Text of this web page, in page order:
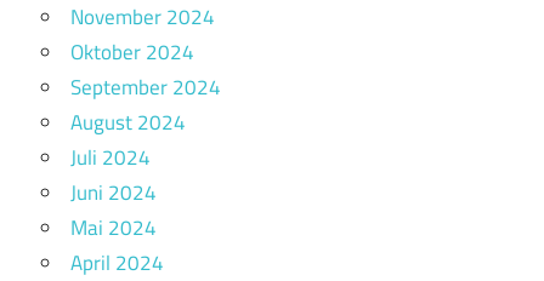
November 2024
Oktober 2024
September 2024
August 2024
Juli 2024
Juni 2024
Mai 2024
April 2024